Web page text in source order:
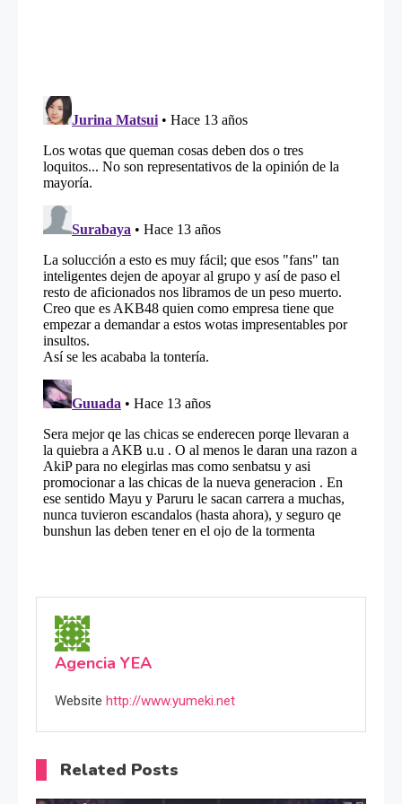
Agencia YEA
Website http://www.yumeki.net
Related Posts